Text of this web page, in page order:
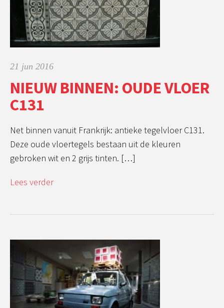
21 jun 2016
NIEUW BINNEN: OUDE VLOER
C131
Net binnen vanuit Frankrijk: antieke tegelvloer C131.
Deze oude vloertegels bestaan uit de kleuren
gebroken wit en 2 grijs tinten. […]
Lees verder